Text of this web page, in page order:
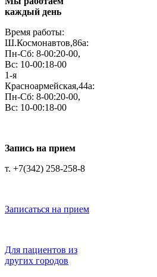
каждый день
Время работы:
Ш.Космонавтов,86а:
Пн-Сб: 8-00:20-00,
Вс: 10-00:18-00
1-я
Красноармейская,44а:
Пн-Сб: 8-00:20-00,
Вс: 10-00:18-00
Запись на прием
т. +7(342) 258-258-8
Записаться на прием
Для пациентов из
других городов